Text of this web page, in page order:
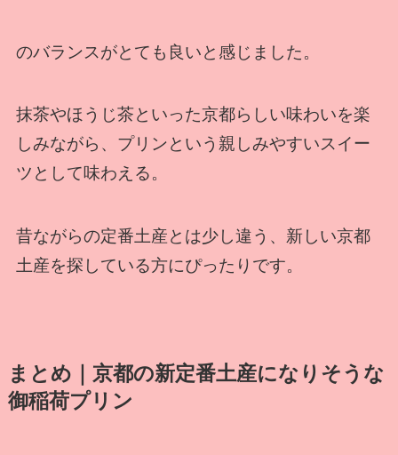
のバランスがとても良いと感じました。
抹茶やほうじ茶といった京都らしい味わいを楽
しみながら、プリンという親しみやすいスイー
ツとして味わえる。
昔ながらの定番土産とは少し違う、新しい京都
土産を探している方にぴったりです。
まとめ｜京都の新定番土産になりそうな
御稲荷プリン